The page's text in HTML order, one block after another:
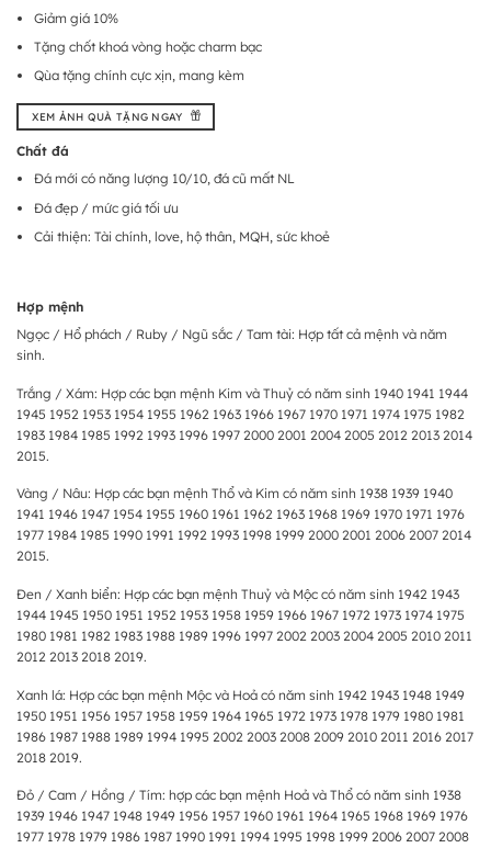
Giảm giá 10%
Tặng chốt khoá vòng hoặc charm bạc
Qùa tặng chính cực xịn, mang kèm
XEM ẢNH QUÀ TẶNG NGAY
Chất đá
Đá mới có năng lượng 10/10, đá cũ mất NL
Đá đẹp / mức giá tối ưu
Cải thiện: Tài chính, love, hộ thân, MQH, sức khoẻ
Hợp mệnh
Ngọc / Hổ phách / Ruby / Ngũ sắc / Tam tài: Hợp tất cả mệnh và năm
sinh.
Trắng / Xám: Hợp các bạn mệnh Kim và Thuỷ có năm sinh 1940 1941 1944
1945 1952 1953 1954 1955 1962 1963 1966 1967 1970 1971 1974 1975 1982
1983 1984 1985 1992 1993 1996 1997 2000 2001 2004 2005 2012 2013 2014
2015.
Vàng / Nâu: Hợp các bạn mệnh Thổ và Kim có năm sinh 1938 1939 1940
1941 1946 1947 1954 1955 1960 1961 1962 1963 1968 1969 1970 1971 1976
1977 1984 1985 1990 1991 1992 1993 1998 1999 2000 2001 2006 2007 2014
2015.
Đen / Xanh biển: Hợp các bạn mệnh Thuỷ và Mộc có năm sinh 1942 1943
1944 1945 1950 1951 1952 1953 1958 1959 1966 1967 1972 1973 1974 1975
1980 1981 1982 1983 1988 1989 1996 1997 2002 2003 2004 2005 2010 2011
2012 2013 2018 2019.
Xanh lá: Hợp các bạn mệnh Mộc và Hoả có năm sinh 1942 1943 1948 1949
1950 1951 1956 1957 1958 1959 1964 1965 1972 1973 1978 1979 1980 1981
1986 1987 1988 1989 1994 1995 2002 2003 2008 2009 2010 2011 2016 2017
2018 2019.
Đỏ / Cam / Hồng / Tím: hợp các bạn mệnh Hoả và Thổ có năm sinh 1938
1939 1946 1947 1948 1949 1956 1957 1960 1961 1964 1965 1968 1969 1976
1977 1978 1979 1986 1987 1990 1991 1994 1995 1998 1999 2006 2007 2008